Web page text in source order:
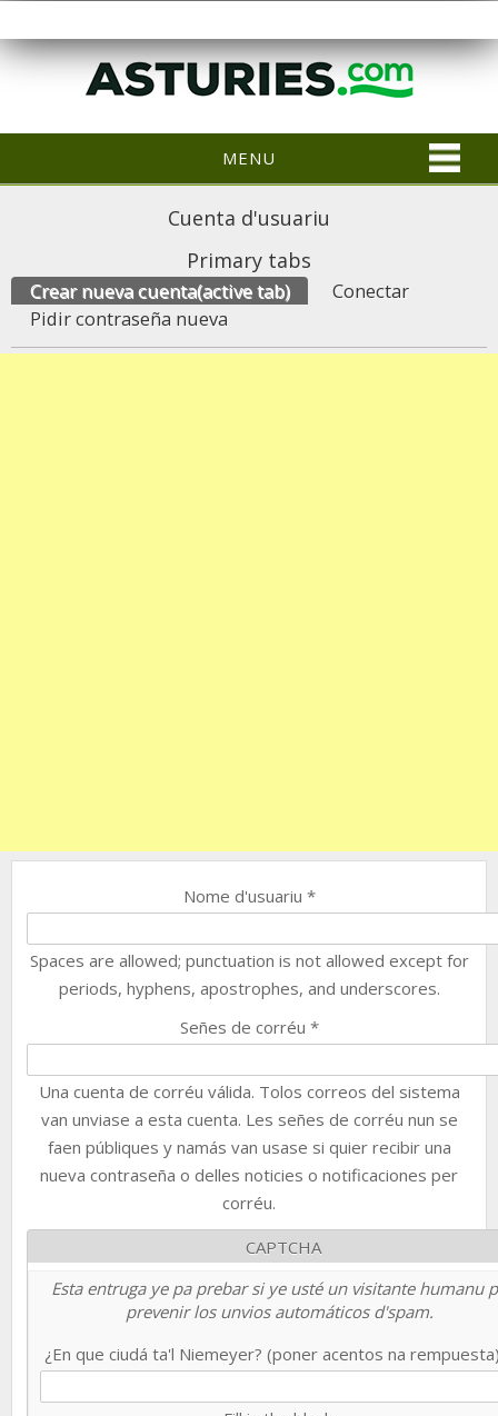
MENU
Cuenta d'usuariu
Primary tabs
Crear nueva cuenta(active tab)
Conectar
Pidir contraseña nueva
Nome d'usuariu *
Spaces are allowed; punctuation is not allowed except for
periods, hyphens, apostrophes, and underscores.
Señes de corréu *
Una cuenta de corréu válida. Tolos correos del sistema
van unviase a esta cuenta. Les señes de corréu nun se
faen públiques y namás van usase si quier recibir una
nueva contraseña o delles noticies o notificaciones per
corréu.
CAPTCHA
Esta entruga ye pa prebar si ye usté un visitante humanu
prevenir los unvios automáticos d'spam.
¿En que ciudá ta'l Niemeyer? (poner acentos na